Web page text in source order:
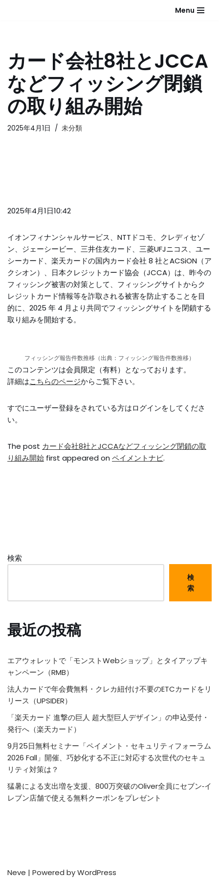
ン
ツ
へ
キ
プ
Menu
カード会社8社とJCCA
などフィッシング閉鎖
の取り組み開始
2025年4月1日 未分類
2025年4月1日10:42
イオンフィナンシャルサービス、NTTドコモ、クレディセゾ
ン、ジェーシービー、三井住友カード、三菱UFJニコス、ユー
シーカード、楽天カードの国内カード会社 8 社とACSiON（ア
クシオン）、日本クレジットカード協会（JCCA）は、昨今の
フィッシング被害の対策として、フィッシングサイトからク
レジットカード情報等を詐取される被害を防止することを目
的に、2025 年 4 月より共同でフィッシングサイトを閉鎖する
取り組みを開始する。
フィッシング報告件数推移（出典：フィッシング報告件数推移）
このコンテンツは会員限定（有料）となっております。
詳細はこちらのページからご覧下さい。
すでにユーザー登録をされている方はログインをしてくださ
い。
The post カード会社8社とJCCAなどフィッシング閉鎖の取
り組み開始 first appeared on ペイメントナビ.
検索
検
索
最近の投稿
エアウォレットで「モンストWebショップ」とタイアップキ
ャンペーン（RMB）
法人カードで年会費無料・クレカ紐付け不要のETCカードをリ
リース（UPSIDER）
「楽天カード 進撃の巨人 超大型巨人デザイン」の申込受付・
発行へ（楽天カード）
9月25日無料セミナー「ペイメント・セキュリティフォーラム
2026 Fall」開催、巧妙化する不正に対応する次世代のセキュ
リティ対策は？
猛暑による支出増を支援、800万突破のOliver全員にセブン‐イ
レブン店舗で使える無料クーポンをプレゼント
Neve | Powered byWordPress